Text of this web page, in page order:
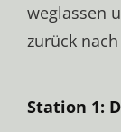
weglassen
zurück
Station 1: